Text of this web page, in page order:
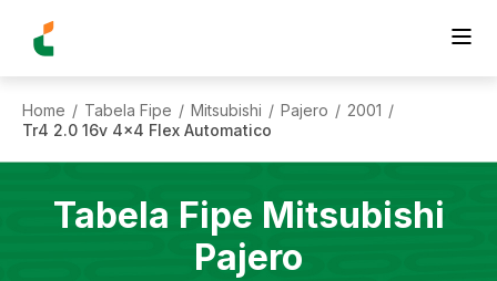
Home / Tabela Fipe / Mitsubishi / Pajero / 2001 /
Tr4 2.0 16v 4x4 Flex Automatico
Tabela Fipe Mitsubishi
Pajero